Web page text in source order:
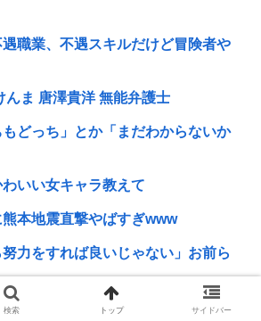
職業、不遇スキルだけど冒険者や
んま 唐澤貴洋 無能弁護士
どっち」とか「まだわからないか
いい女キャラ教えて
熊本地震直撃やばすぎwww
努力をすれば良いじゃない」お前ら
ガチでレスバ強すぎて感情でしか反
検索 トップ サイドバー